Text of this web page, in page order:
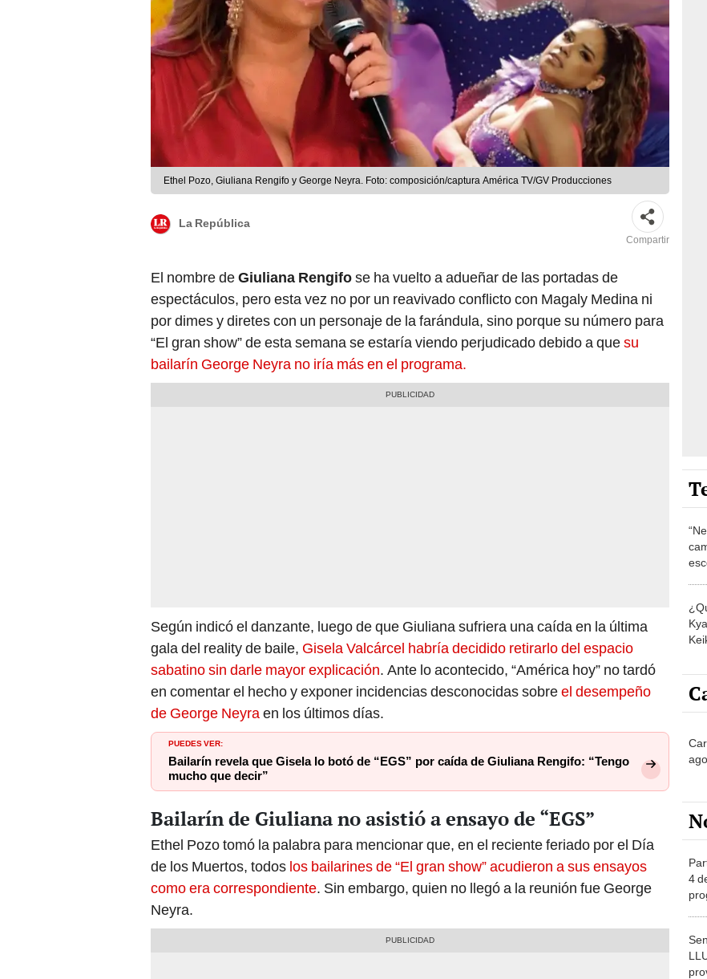
Ethel Pozo, Giuliana Rengifo y George Neyra. Foto: composición/captura América TV/GV Producciones
La República
Compartir
El nombre deGiuliana Rengifose ha vuelto a adueñar de las portadas de
espectáculos, pero esta vez no por un reavivado conflicto con Magaly Medina ni
por dimes y diretes con un personaje de la farándula, sino porque su número para
“El gran show” de esta semana se estaría viendo perjudicado debido a quesu
bailarín George Neyra no iría más en el programa.
Según indicó el danzante, luego de que Giuliana sufriera una caída en la última
gala del reality de baile, Gisela Valcárcel habría decidido retirarlo del espacio
sabatino sin darle mayor explicación. Ante lo acontecido, “América hoy” no tardó
en comentar el hecho y exponer incidencias desconocidas sobreel desempeño
de George Neyraen los últimos días.
PUEDES VER:
Bailarín revela que Gisela lo botó de “EGS” por caída de Giuliana Rengifo: “Tengo
mucho que decir”
Bailarín de Giuliana no asistió a ensayo de “EGS”
Ethel Pozo tomó la palabra para mencionar que, en el reciente feriado por el Día
de los Muertos, todos los bailarines de “El gran show” acudieron a sus ensayos
como era correspondiente. Sin embargo, quien no llegó a la reunión fue George
Neyra.
4